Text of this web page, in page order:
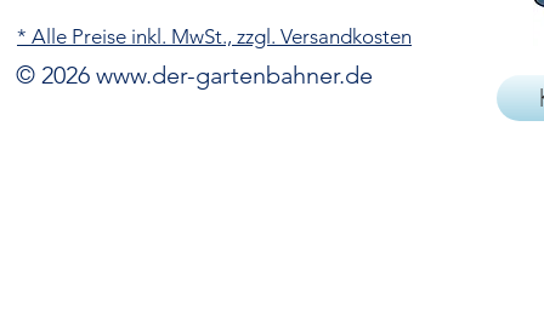
* Alle Preise inkl. MwSt., zzgl. Versandkosten
© 2026 www.der-gartenbahner.de